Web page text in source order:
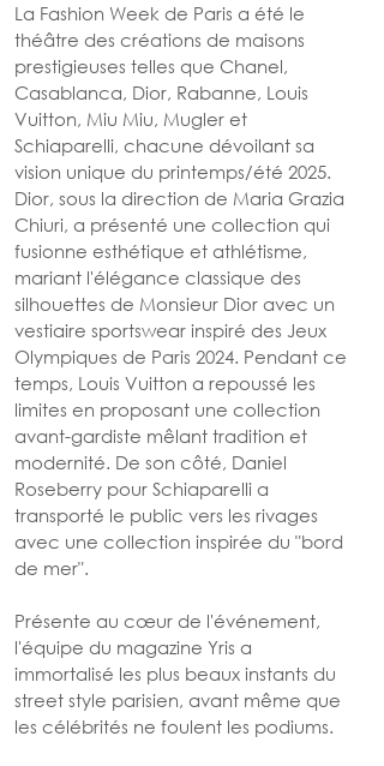
La Fashion Week de Paris a été le
théâtre des créations de maisons
prestigieuses telles que Chanel,
Casablanca, Dior, Rabanne, Louis
Vuitton, Miu Miu, Mugler et
Schiaparelli, chacune dévoilant sa
vision unique du printemps/été 2025.
Dior, sous la direction de Maria Grazia
Chiuri, a présenté une collection qui
fusionne esthétique et athlétisme,
mariant l'élégance classique des
silhouettes de Monsieur Dior avec un
vestiaire sportswear inspiré des Jeux
Olympiques de Paris 2024. Pendant ce
temps, Louis Vuitton a repoussé les
limites en proposant une collection
avant-gardiste mêlant tradition et
modernité. De son côté, Daniel
Roseberry pour Schiaparelli a
transporté le public vers les rivages
avec une collection inspirée du "bord
de mer".
Présente au cœur de l'événement,
l'équipe du magazine Yris a
immortalisé les plus beaux instants du
street style parisien, avant même que
les célébrités ne foulent les podiums.